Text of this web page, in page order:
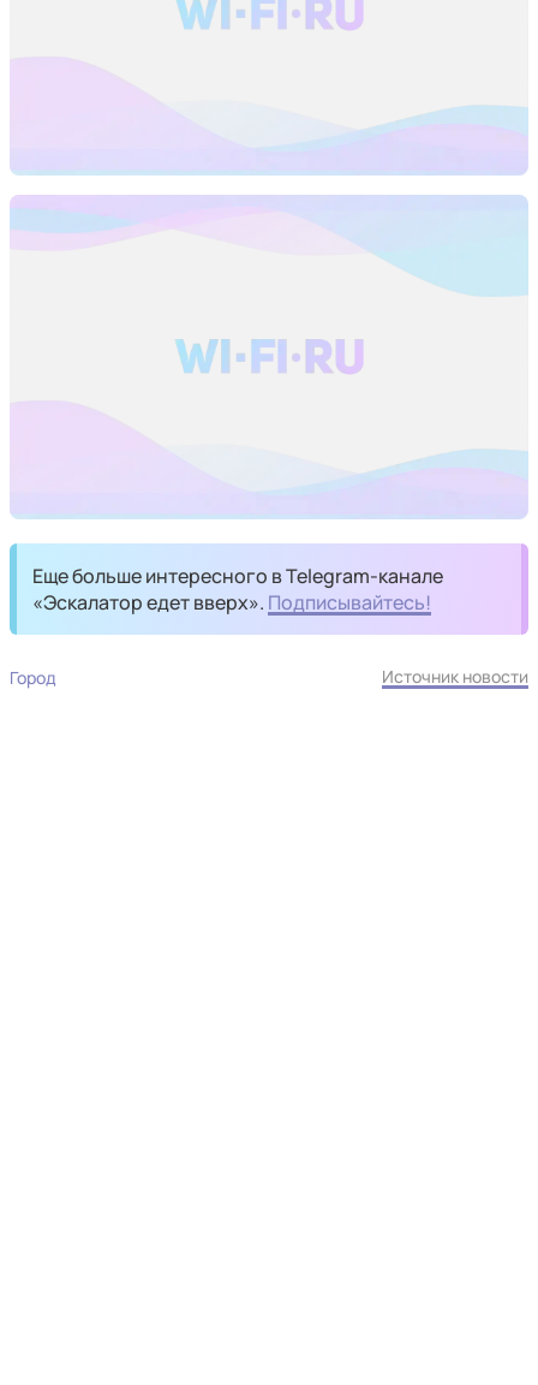
Еще больше интересного в Telegram-канале
«Эскалатор едет вверх». Подписывайтесь!
Город Источник новости